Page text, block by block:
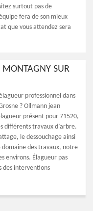
surtout pas de
fera de son mieux
que vous attendez sera
MONTAGNY SUR
professionnel dans
? Ollmann jean
présent pour 71520,
différents travaux d’arbre.
le dessouchage ainsi
domaine des travaux, notre
environs. Élagueur pas
des interventions